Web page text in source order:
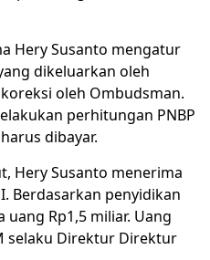
Hery Susanto mengatur
dikeluarkan oleh
oleh Ombudsman.
perhitungan PNBP
dibayar.
Hery Susanto menerima
Berdasarkan penyidikan
Rp1,5 miliar. Uang
selaku Direktur Direktur